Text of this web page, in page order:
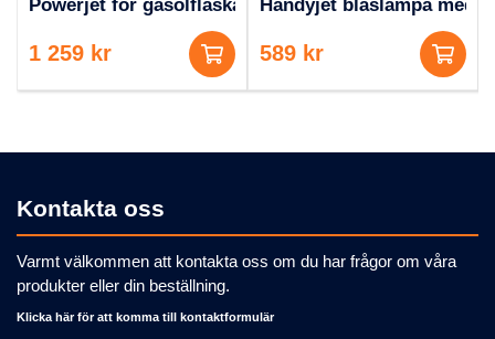
Powerjet för gasolflaska 2000
1 259 kr
Handyjet blåslampa med
589 kr
Kontakta oss
Varmt välkommen att kontakta oss om du har frågor om våra
produkter eller din beställning.
Klicka här för att komma till kontaktformulär